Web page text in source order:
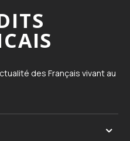
des Français vivant au